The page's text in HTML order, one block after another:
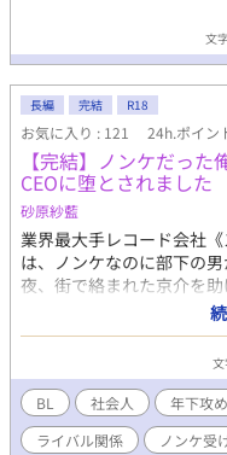
文
長編 完結 R18
お気に入り : 121 24h.ポイン
【完結】ノンケだっ
CEOに堕とされました
砂原紗藍
業界最大手レコード会社
は、ノンケなのに部下の
夜、街で絡まれた京介を
慧(27)。 「俺、今日誕生
――。俺の家に来ない？」
のキスと愛撫に、京介は
まう。 だが、その一週間
WAVE》―― 経済効果100
レゼン会場で、京介は息
夜の青年・慧。 彼の正体
BL 社会人 年下攻め
ライバル関係
ノンケ受